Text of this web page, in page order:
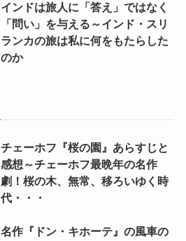
インドは旅人に「答え」ではなく
「問い」を与える～インド・スリ
ランカの旅は私に何をもたらした
のか
チェーホフ『桜の園』あらすじと
感想～チェーホフ最晩年の名作
劇！桜の木、無常、移ろいゆく時
代・・・
名作『ドン・キホーテ』の風車の